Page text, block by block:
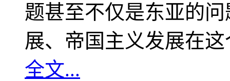
题甚至不仅是东亚的
展、帝国主义发展在
全文...